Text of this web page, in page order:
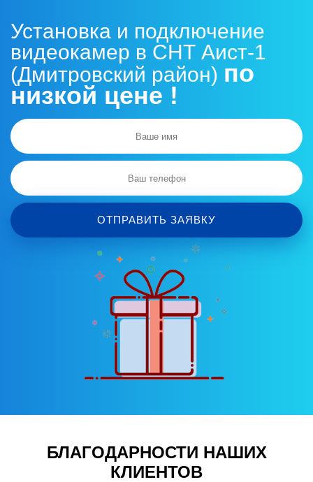
Установка и подключение
видеокамер в СНТ Аист-1
(Дмитровский район) по
низкой цене !
ОТПРАВИТЬ ЗАЯВКУ
БЛАГОДАРНОСТИ НАШИХ
КЛИЕНТОВ